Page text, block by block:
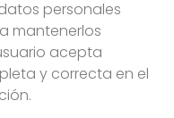
personales
mantenerlos
acepta
y correcta en el